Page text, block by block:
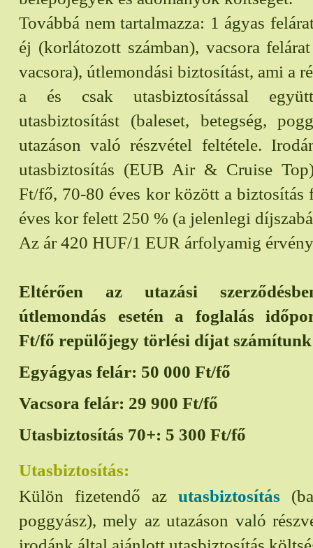
Továbbá nem tartalmazza: 1 ágyas
éj (korlátozott számban), vacsora
vacsora), útlemondási biztosítást, ami a
a és csak utasbiztosítással
utasbiztosítást (baleset, betegség,
utazáson való részvétel feltétele.
utasbiztosítás (EUB Air & Cruise
Ft/fő, 70-80 éves kor között a biztosítás
éves kor felett 250 % (a jelenlegi
Az ár 420 HUF/1 EUR árfolyamig
Eltérően az utazási
útlemondás esetén a foglalás
Ft/fő repülőjegy törlési díjat
Egyágyas felár: 50 000 Ft/fő
Vacsora felár: 29 900 Ft/fő
Utasbiztosítás 70+: 5 300 Ft/fő
Utasbiztosítás:
Külön fizetendő az utasbiztosítás
poggyász), mely az utazáson való